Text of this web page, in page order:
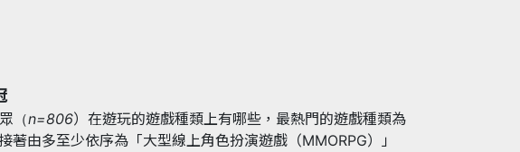
（n=806）在遊玩的遊戲種類上有哪些，最熱門的遊戲種類為
著由多至少依序為「大型線上角色扮演遊戲（MMORPG）」